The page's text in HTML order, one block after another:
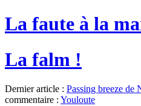
La faute à la
La falm !
Dernier article : Passing breeze de
commentaire : Youloute